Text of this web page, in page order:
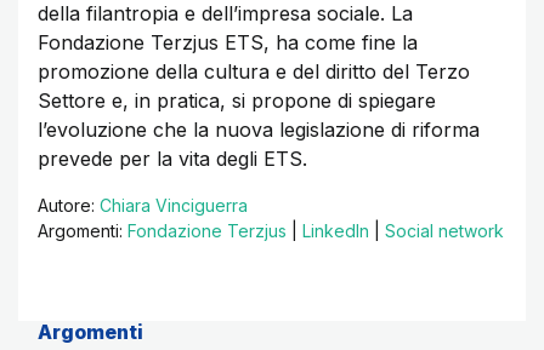
della filantropia e dell’impresa sociale. La
Fondazione Terzjus ETS, ha come fine la
promozione della cultura e del diritto del Terzo
Settore e, in pratica, si propone di spiegare
l’evoluzione che la nuova legislazione di riforma
prevede per la vita degli ETS.
Autore: Chiara Vinciguerra
Argomenti: Fondazione Terzjus LinkedIn Social network
Argomenti